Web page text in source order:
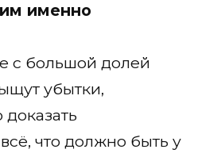
именно
с большой долей
убытки,
что должно быть у